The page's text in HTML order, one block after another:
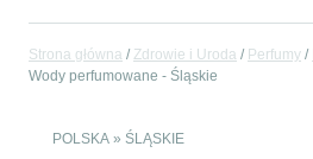
Strona główna Zdrowie i Uroda Perfumy
Wody perfumowane - Śląskie
POLSKA » ŚLĄSKIE